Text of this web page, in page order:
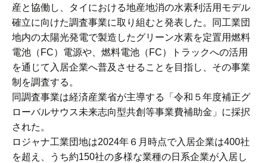
産と協働し、タイにおける地産地消の水素利活用モデル
確立に向けた調査事業に取り組むと発表した。同工業団
地内の太陽光発電で製造したグリーン水素を定置用燃料
電池（FC）電源や、燃料電池（FC）トラックへの活用
を通じて入居企業へ普及させることを目指し、その事業
制を調査する。
同調査事業は経済産業省が主導する「令和５年度補正グ
ローバルサウス未来志向型共創等事業費補助金」に採択
された。
ロジャナ工業団地は2024年６月時点で入居企業は400社
を超え、うち約150社の多様な業種の日系企業が入居し